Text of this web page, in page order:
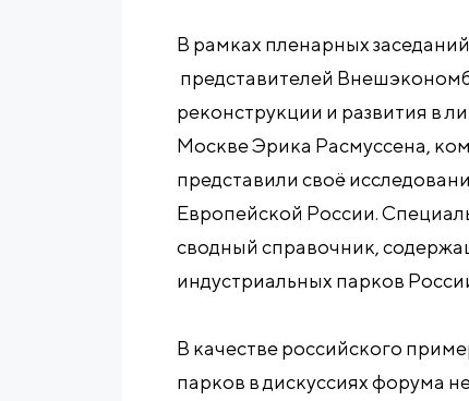
В рамках пленарных
представителей
реконструкции и развития в
Москве Эрика Расмуссена,
представили своё
Европейской России.
сводный справочник,
индустриальных парков
В качестве российского
парков в дискуссиях форума